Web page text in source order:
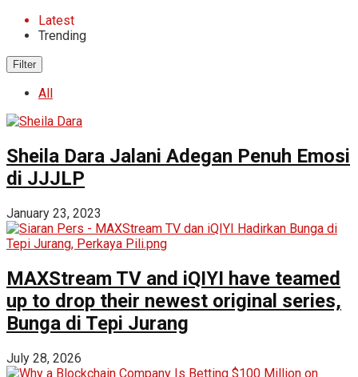
Latest
Trending
Filter
All
Sheila Dara Jalani Adegan Penuh Emosi
di JJJLP
January 23, 2023
MAXStream TV and iQIYI have teamed
up to drop their newest original series,
Bunga di Tepi Jurang
July 28, 2026